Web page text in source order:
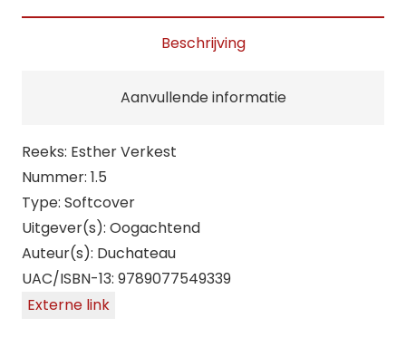
Beschrijving
Aanvullende informatie
Reeks: Esther Verkest
Nummer: 1.5
Type: Softcover
Uitgever(s): Oogachtend
Auteur(s): Duchateau
UAC/ISBN-13: 9789077549339
Externe link